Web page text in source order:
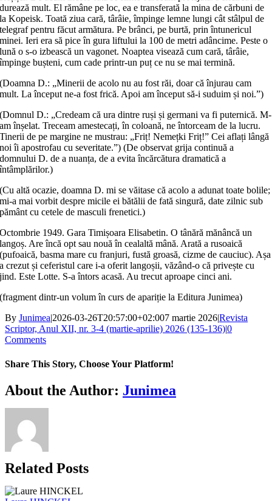
durează mult. El rămâne pe loc, ea e transferată la mina de cărbuni de
la Kopeisk. Toată ziua cară, târâie, împinge lemne lungi cât stâlpul de
telegraf pentru făcut armătura. Pe brânci, pe burtă, prin întunericul
minei. Ieri era să pice în gura liftului la 100 de metri adâncime. Peste o
lună o s-o izbească un vagonet. Noaptea visează cum cară, târâie,
împinge bușteni, cum cade printr-un puț ce nu se mai termină.
(Doamna D.: „Minerii de acolo nu au fost răi, doar că înjurau cam
mult. La început ne-a fost frică. Apoi am început să-i suduim și noi.”)
(Domnul D.: „Credeam că ura dintre ruși și germani va fi puternică. M-
am înșelat. Treceam amestecați, în coloană, ne întorceam de la lucru.
Tinerii de pe margine ne mustrau: „Friț! Nemețki Friț!” Cei aflați lângă
noi îi apostrofau cu severitate.”) (De observat grija continuă a
domnului D. de a nuanța, de a evita încărcătura dramatică a
întâmplărilor.)
(Cu altă ocazie, doamna D. mi se văitase că acolo a adunat toate bolile;
mi-a mai vorbit despre micile ei bătălii de fată singură, date zilnic sub
pământ cu cetele de masculi frenetici.)
Octombrie 1949. Gara Timișoara Elisabetin. O tânără mănâncă un
langoș. Are încă opt sau nouă în cealaltă mână. Arată a rusoaică
(pufoaică, basma mare cu franjuri, fustă groasă, cizme de cauciuc). Așa
a crezut și ceferistul care i-a oferit langoșii, văzând-o că privește cu
jind. Este Lotte. S-a întors acasă. Au trecut aproape cinci ani.
(fragment dintr-un volum în curs de apariție la Editura Junimea)
By Junimea|2026-03-26T20:57:00+02:007 martie 2026|Revista
Scriptor, Anul XII, nr. 3-4 (martie-aprilie) 2026 (135-136)|0
Comments
Share This Story, Choose Your Platform!
Facebook
X
Bluesky
Reddit
LinkedIn
WhatsApp
Telegram
Tumblr
Xing
Email
Copy
Link
About the Author: Junimea
Related Posts